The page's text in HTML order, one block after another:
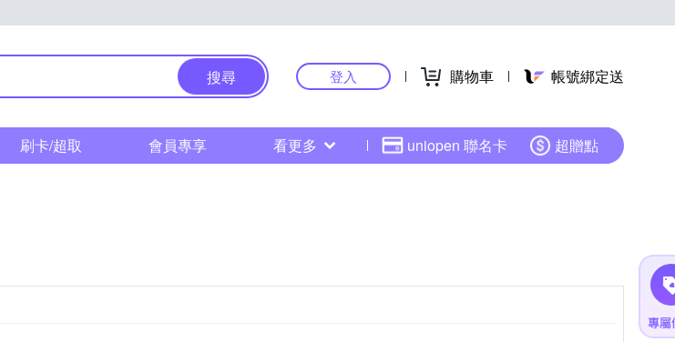
搜尋 登入 購物車 帳號綁定送
刷卡/超取 會員專享 看更多 uniopen 聯名卡 超贈點